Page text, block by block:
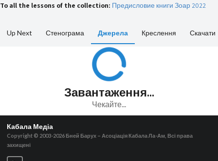
To all the lessons of the collection: Предисловие книги Зоар 2022
Up Next Стенограма Джерела Креслення Скачати
Завантаження...
Чекайте...
Кабала Медіа
Copyright © 2003-2026 Бней Барух – Асоціація Кабала Ла-Ам, Всі права
захищені